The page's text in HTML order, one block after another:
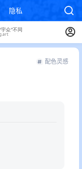
隐私政策
配色灵感